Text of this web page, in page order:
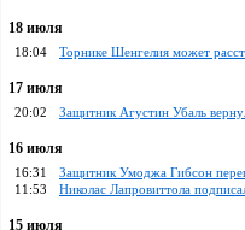
18 июля
18:04 Торнике Шенгелия может
17 июля
20:02 Защитник Агустин Убаль
16 июля
16:31 Защитник Умоджа Гибсон
11:53
Николас Лапровиттола
15 июля